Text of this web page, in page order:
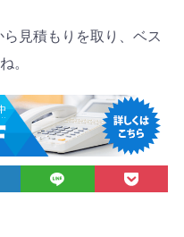
見積もりを取り、ベス
。
LINEで送る 後で読む